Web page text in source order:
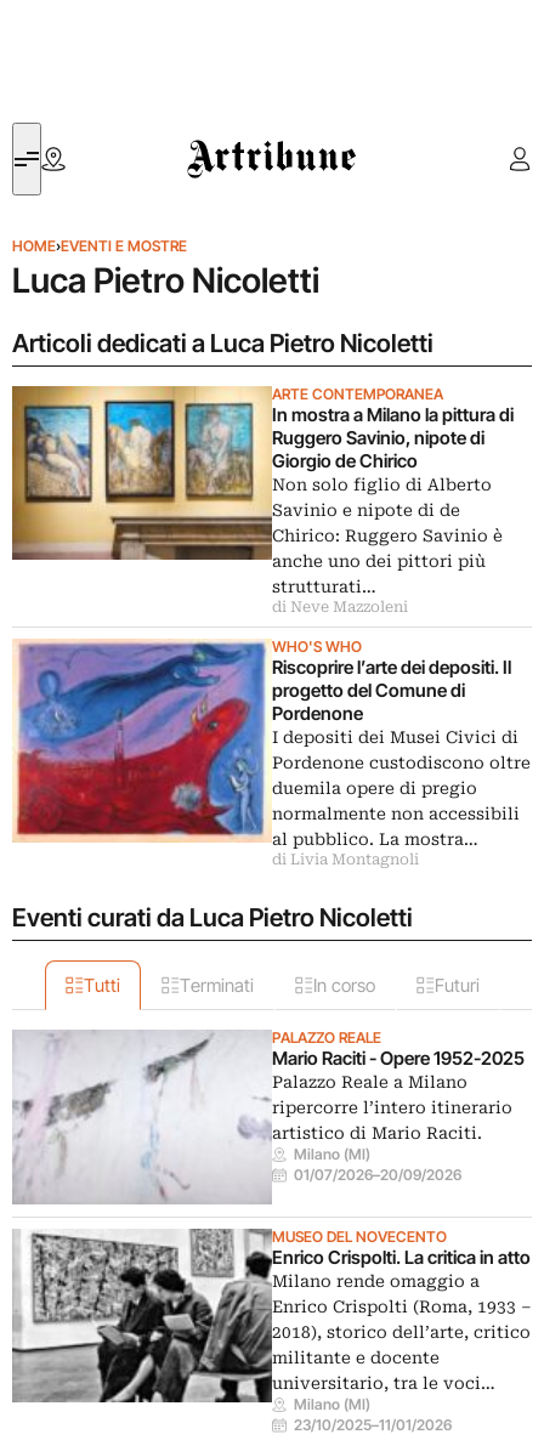
Artribune
HOME›EVENTI E MOSTRE
Luca Pietro Nicoletti
Articoli dedicati a Luca Pietro Nicoletti
ARTE CONTEMPORANEA
In mostra a Milano la pittura di
Ruggero Savinio, nipote di
Giorgio de Chirico
Non solo figlio di Alberto
Savinio e nipote di de
Chirico: Ruggero Savinio è
anche uno dei pittori più
strutturati…
di Neve Mazzoleni
WHO'S WHO
Riscoprire l’arte dei depositi. Il
progetto del Comune di
Pordenone
I depositi dei Musei Civici di
Pordenone custodiscono oltre
duemila opere di pregio
normalmente non accessibili
al pubblico. La mostra…
di Livia Montagnoli
Eventi curati da Luca Pietro Nicoletti
Tutti Terminati In corso Futuri
PALAZZO REALE
Mario Raciti - Opere 1952-2025
Palazzo Reale a Milano
ripercorre l’intero itinerario
artistico di Mario Raciti.
Milano (MI)
01/07/2026–20/09/2026
MUSEO DEL NOVECENTO
Enrico Crispolti. La critica in atto
Milano rende omaggio a
Enrico Crispolti (Roma, 1933 –
2018), storico dell’arte, critico
militante e docente
universitario, tra le voci…
Milano (MI)
23/10/2025–11/01/2026